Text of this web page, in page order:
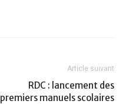
Article suivant
RDC : lancement des
premiers manuels scolaires